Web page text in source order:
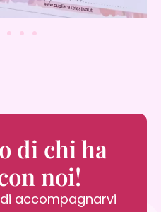
di chi ha
noi!
accompagnarvi